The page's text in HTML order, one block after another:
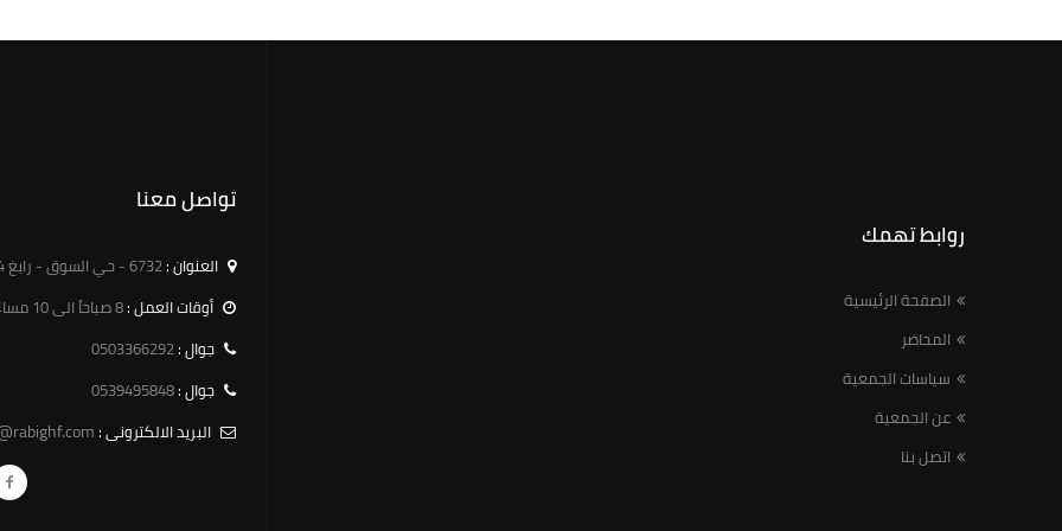
روابط تهمك
الصفحة الرئيسية
المحاضر
سياسات الجمعية
عن الجمعية
اتصل بنا
تواصل معنا
العنوان :6732 - حي السوق - رابغ 25754 - 3189
أوقات العمل :8 صباحاً الى 10 مساءً
جوال :0503366292
جوال :0539495848
البريد الالكترونى :